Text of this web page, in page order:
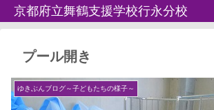
京都府立舞鶴支援学校行永分校
プール開き
ゆきぶんブログ～子どもたちの様子～